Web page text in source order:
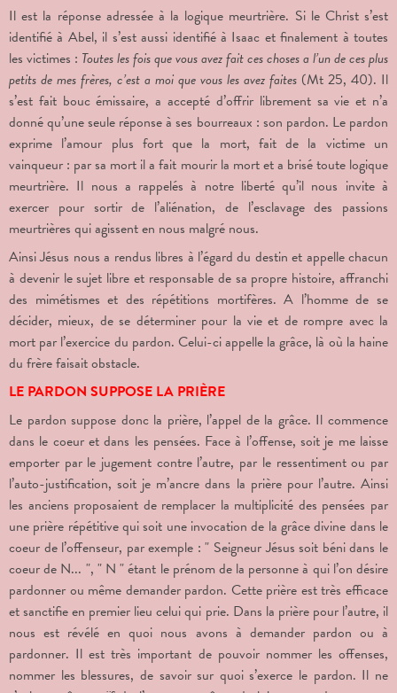
Il est la réponse adressée à la logique meurtrière. Si le Christ s’est
identifié à Abel, il s’est aussi identifié à Isaac et finalement à toutes
les victimes : Toutes les fois que vous avez fait ces choses a l’un de ces plus
petits de mes frères, c’est a moi que vous les avez faites (Mt 25, 40). Il
s’est fait bouc émissaire, a accepté d’offrir librement sa vie et n’a
donné qu’une seule réponse à ses bourreaux : son pardon. Le pardon
exprime l’amour plus fort que la mort, fait de la victime un
vainqueur : par sa mort il a fait mourir la mort et a brisé toute logique
meurtrière. Il nous a rappelés à notre liberté qu’il nous invite à
exercer pour sortir de l’aliénation, de l’esclavage des passions
meurtrières qui agissent en nous malgré nous.
Ainsi Jésus nous a rendus libres à l’égard du destin et appelle chacun
à devenir le sujet libre et responsable de sa propre histoire, affranchi
des mimétismes et des répétitions mortifères. A l’homme de se
décider, mieux, de se déterminer pour la vie et de rompre avec la
mort par l’exercice du pardon. Celui-ci appelle la grâce, là où la haine
du frère faisait obstacle.
LE PARDON SUPPOSE LA PRIÈRE
Le pardon suppose donc la prière, l’appel de la grâce. Il commence
dans le coeur et dans les pensées. Face à l’offense, soit je me laisse
emporter par le jugement contre l’autre, par le ressentiment ou par
l’auto-justification, soit je m’ancre dans la prière pour l’autre. Ainsi
les anciens proposaient de remplacer la multiplicité des pensées par
une prière répétitive qui soit une invocation de la grâce divine dans le
coeur de l’offenseur, par exemple : " Seigneur Jésus soit béni dans le
coeur de N... ", " N " étant le prénom de la personne à qui l’on désire
pardonner ou même demander pardon. Cette prière est très efficace
et sanctifie en premier lieu celui qui prie. Dans la prière pour l’autre, il
nous est révélé en quoi nous avons à demander pardon ou à
pardonner. Il est très important de pouvoir nommer les offenses,
nommer les blessures, de savoir sur quoi s’exerce le pardon. Il ne